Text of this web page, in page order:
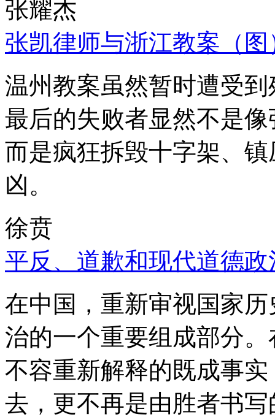
张耀杰
张凯律师与浙江教案（图
温州教案虽然暂时遭受
最后的失败者显然不是
而是疯狂拆毁十字架、
凶。
徐贲
平反、道歉和现代道德政
在中国，重新审视国家
治的一个重要组成部分
不容重新解释的既成事
去，更不再是由胜者书